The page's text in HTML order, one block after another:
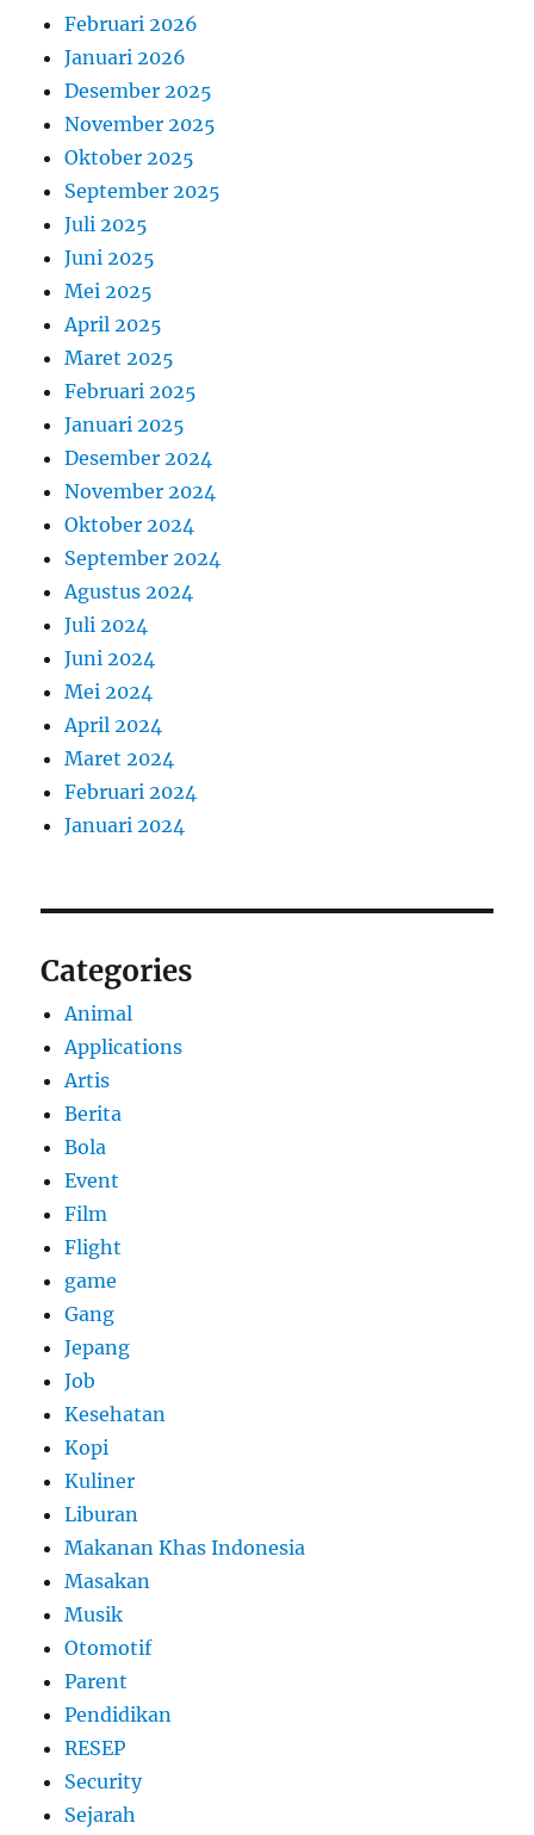
Februari 2026
Januari 2026
Desember 2025
November 2025
Oktober 2025
September 2025
Juli 2025
Juni 2025
Mei 2025
April 2025
Maret 2025
Februari 2025
Januari 2025
Desember 2024
November 2024
Oktober 2024
September 2024
Agustus 2024
Juli 2024
Juni 2024
Mei 2024
April 2024
Maret 2024
Februari 2024
Januari 2024
Categories
Animal
Applications
Artis
Berita
Bola
Event
Film
Flight
game
Gang
Jepang
Job
Kesehatan
Kopi
Kuliner
Liburan
Makanan Khas Indonesia
Masakan
Musik
Otomotif
Parent
Pendidikan
RESEP
Security
Sejarah